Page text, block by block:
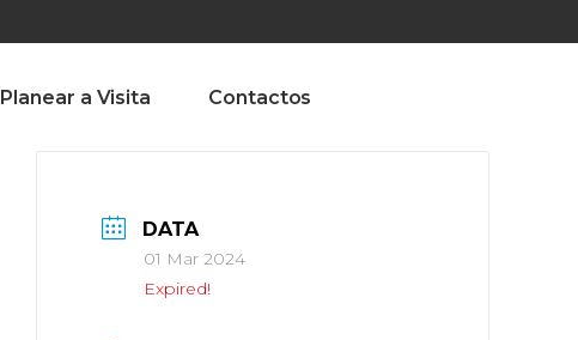
Planear a Visita Contactos
DATA
01 Mar 2024
Expired!